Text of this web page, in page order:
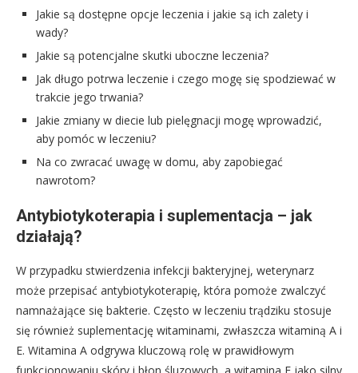
Jakie są dostępne opcje leczenia i jakie są ich zalety i
wady?
Jakie są potencjalne skutki uboczne leczenia?
Jak długo potrwa leczenie i czego mogę się spodziewać w
trakcie jego trwania?
Jakie zmiany w diecie lub pielęgnacji mogę wprowadzić,
aby pomóc w leczeniu?
Na co zwracać uwagę w domu, aby zapobiegać
nawrotom?
Antybiotykoterapia i suplementacja – jak
działają?
W przypadku stwierdzenia infekcji bakteryjnej, weterynarz
może przepisać antybiotykoterapię, która pomoże zwalczyć
namnażające się bakterie. Często w leczeniu trądziku stosuje
się również suplementację witaminami, zwłaszcza witaminą A i
E. Witamina A odgrywa kluczową rolę w prawidłowym